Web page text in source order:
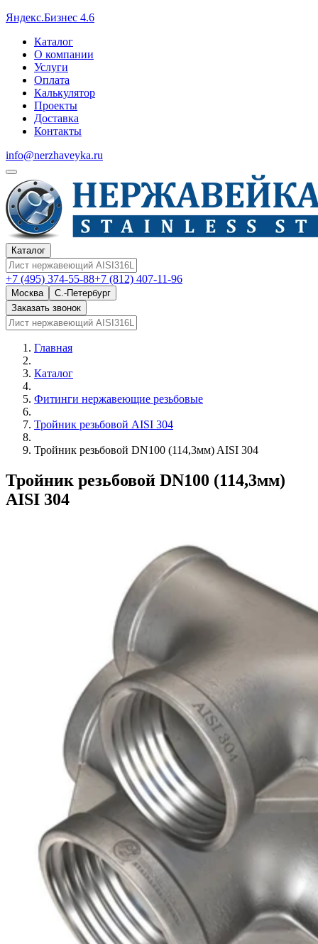
Яндекс.Бизнес 4.6
Каталог
О компании
Услуги
Оплата
Калькулятор
Проекты
Доставка
Контакты
info@nerzhaveyka.ru
Каталог
+7 (495) 374-55-88+7 (812) 407-11-96
Москва
С.-Петербург
Заказать звонок
Главная
Каталог
Фитинги нержавеющие резьбовые
Тройник резьбовой AISI 304
Тройник резьбовой DN100 (114,3мм) AISI 304
Тройник резьбовой DN100 (114,3мм)
AISI 304